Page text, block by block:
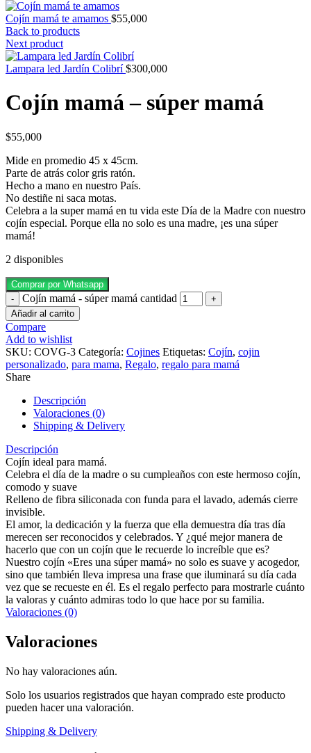
Cojín mamá te amamos $55,000
Back to products
Next product
Lampara led Jardín Colibrí$300,000
Cojín mamá – súper mamá
$55,000
Mide en promedio 45 x 45cm.
Parte de atrás color gris ratón.
Hecho a mano en nuestro País.
No destiñe ni saca motas.
Celebra a la super mamá en tu vida este Día de la Madre con nuestro
cojín especial. Porque ella no solo es una madre, ¡es una súper
mamá!
2 disponibles
Comprar por Whatsapp
Cojín mamá - súper mamá cantidad
Añadir al carrito
Compare
Add to wishlist
SKU: COVG-3 Categoría: Cojines Etiquetas: Cojín, cojin
personalizado, para mama, Regalo, regalo para mamá
Share
Descripción
Valoraciones (0)
Shipping & Delivery
Descripción
Cojín ideal para mamá.
Celebra el día de la madre o su cumpleaños con este hermoso cojín,
comodo y suave
Relleno de fibra siliconada con funda para el lavado, además cierre
invisible.
El amor, la dedicación y la fuerza que ella demuestra día tras día
merecen ser reconocidos y celebrados. Y ¿qué mejor manera de
hacerlo que con un cojín que le recuerde lo increíble que es?
Nuestro cojín «Eres una súper mamá» no solo es suave y acogedor,
sino que también lleva impresa una frase que iluminará su día cada
vez que se recueste en él. Es el regalo perfecto para mostrarle cuánto
la valoras y cuánto admiras todo lo que hace por su familia.
Valoraciones (0)
Valoraciones
No hay valoraciones aún.
Solo los usuarios registrados que hayan comprado este producto
pueden hacer una valoración.
Shipping & Delivery